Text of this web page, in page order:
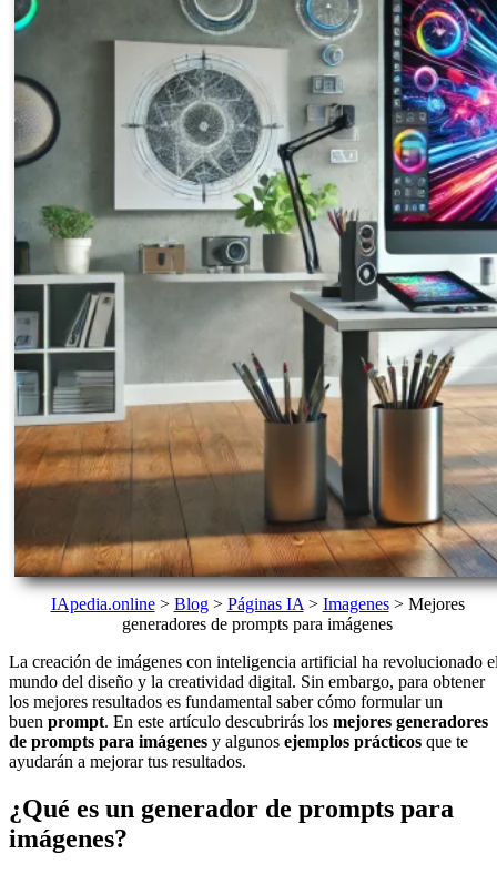
IApedia.online> Blog> Páginas IA > Imagenes> Mejores
generadores de prompts para imágenes
La creación de imágenes con inteligencia artificial ha revolucionado
mundo del diseño y la creatividad digital. Sin embargo, para obtener
los mejores resultados es fundamental saber cómo formular un
buen prompt. En este artículo descubrirás los mejores generadores
de prompts para imágenes y algunos ejemplos prácticos que te
ayudarán a mejorar tus resultados.
¿Qué es un generador de prompts para
imágenes?